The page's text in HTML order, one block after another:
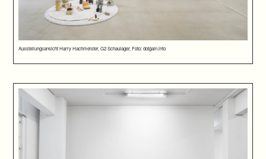
Ausstellungsansicht Harry Hachmeister, G2 Schaulager, Foto: dotgain.info